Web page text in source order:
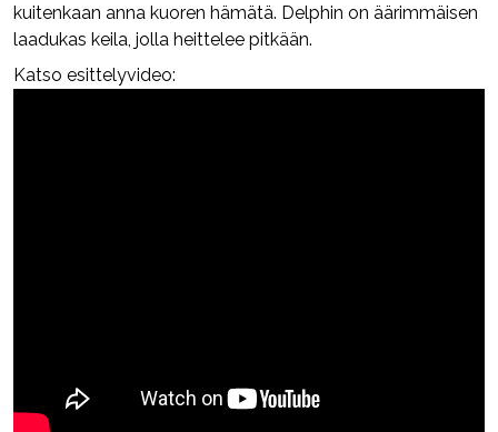
kuitenkaan anna kuoren hämätä. Delphin on äärimmäisen
laadukas keila, jolla heittelee pitkään.
Katso esittelyvideo: